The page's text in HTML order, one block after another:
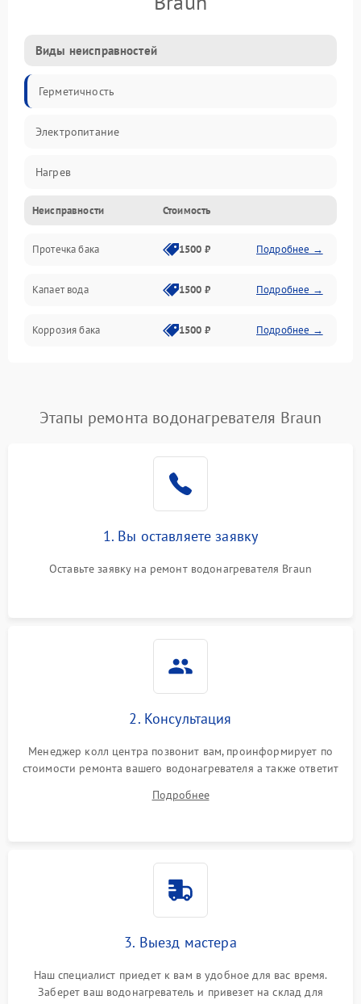
Виды неисправностей
Герметичность
Электропитание
Нагрев
Датчики
Механика
Неисправности Стоимость
Протечка бака 1500 ₽ Подробнее →
Капает вода 1500 ₽ Подробнее →
Коррозия бака 1500 ₽ Подробнее →
Этапы ремонта водонагревателя Braun
1. Вы оставляете заявку
Оставьте заявку на ремонт водонагревателя Braun
2. Консультация
Менеджер колл центра позвонит вам, проинформирует по
стоимости ремонта вашего водонагревателя а также ответит
Подробнее
3. Выезд мастера
Наш специалист приедет к вам в удобное для вас время.
Заберет ваш водонагреватель и привезет на склад для